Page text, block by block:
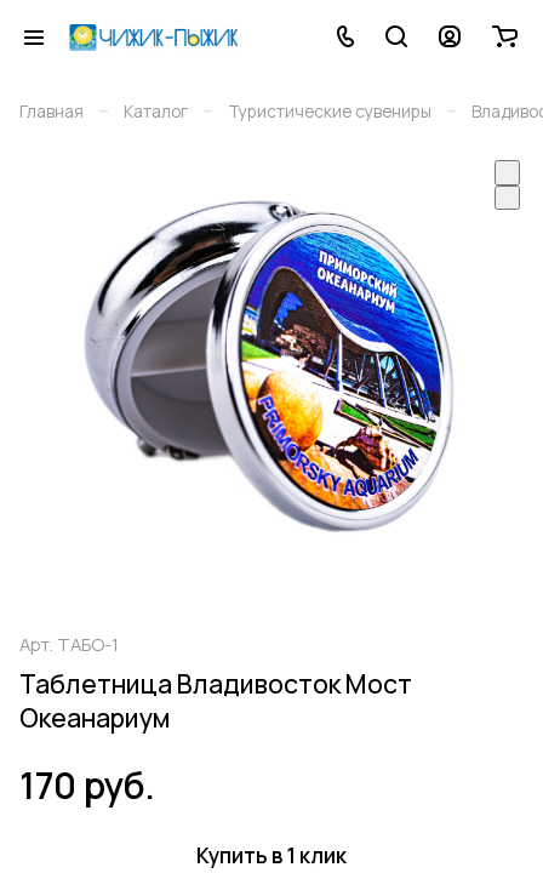
Главная – Каталог – Туристические сувениры –
Арт. ТАБО-1
Таблетница Владивосток Мост
Океанариум
170 руб.
Купить в 1 клик